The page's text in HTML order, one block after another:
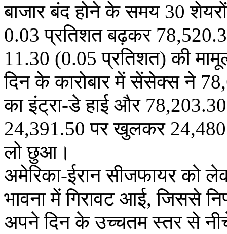
बाजार बंद होने के समय 30
0.03 प्रतिशत बढ़कर
11.30 (0.05 प्रतिशत) की
दिन के कारोबार में सेंसेक्स ने
का इंट्रा-डे हाई और
24,391.50 पर खुलकर
लो छुआ।
अमेरिका-ईरान सीजफायर को
भावना में गिरावट आई, जिससे
अपने दिन के उच्चतम स्तर से